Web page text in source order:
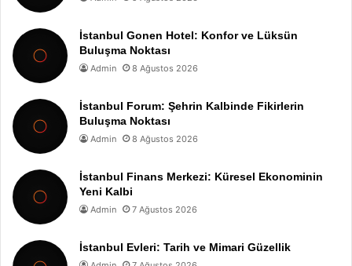
İstanbul Gonen Hotel: Konfor ve Lüksün
Buluşma Noktası
Admin 8 Ağustos 2026
İstanbul Forum: Şehrin Kalbinde Fikirlerin
Buluşma Noktası
Admin 8 Ağustos 2026
İstanbul Finans Merkezi: Küresel Ekonominin
Yeni Kalbi
Admin 7 Ağustos 2026
İstanbul Evleri: Tarih ve Mimari Güzellik